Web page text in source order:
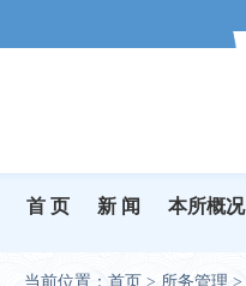
首 页 新 闻 本所概况
当前位置： 首页 > 所务管理 >